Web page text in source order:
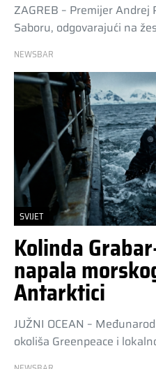
ZAGREB – Premijer Andrej
Saboru, odgovarajući na
NEWSBAR
SVIJET
Kolinda
napala
Antarktici
JUŽNI OCEAN –
okoliša Greenpeace i